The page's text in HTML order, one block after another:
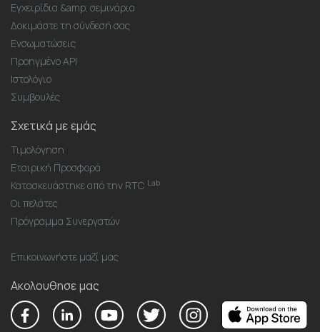
Εγχειρίδια &amp; σεμινάρια
Δοκιμάστε τη σύνδεσή σας
Ενσωματώσεις
Προηγμένο API
Ιστολόγιο
Συμβουλές
Σχετικά με εμάς
Τιμολόγηση
Εταιρική Προσφορά
Κατασκευάστηκε από την RTC Lab
Οι πελάτες
Πρόγραμμα Συνεργατών
Επικοινωνήστε μαζί μας
Ακολουθησε μας